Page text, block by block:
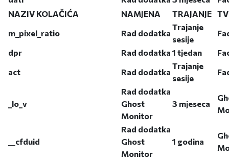
NAZIV KOLAČIĆA
NAMJENA TRAJANJE
m_pixel_ratio
Rad dodatka
Trajanje
sesije
dpr
Rad dodatka 1 tjedan
act
Rad dodatka
Trajanje
sesije
_lo_v
Rad dodatka
Ghost
Monitor
3 mjeseca
__cfduid
Rad dodatka
Ghost
Monitor
1 godina